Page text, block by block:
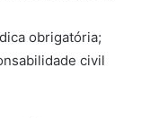
obrigatória;
civil